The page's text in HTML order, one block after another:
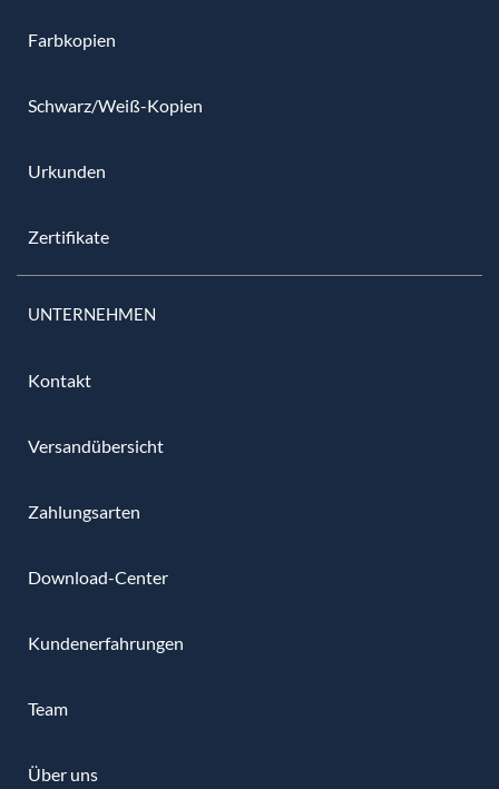
Farbkopien
Schwarz/Weiß-Kopien
Urkunden
Zertifikate
UNTERNEHMEN
Kontakt
Versandübersicht
Zahlungsarten
Download-Center
Kundenerfahrungen
Team
Über uns